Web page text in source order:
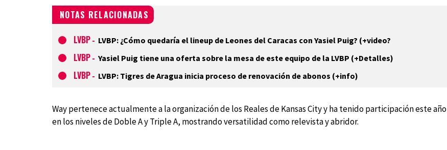
NOTAS RELACIONADAS
LVBP - LVBP: ¿Cómo quedaría el lineup de Leones del Caracas con Yasiel Puig? (+video?
LVBP - Yasiel Puig tiene una oferta sobre la mesa de este equipo de la LVBP (+Detalles)
LVBP - LVBP: Tigres de Aragua inicia proceso de renovación de abonos (+info)
Way pertenece actualmente a la organización de los Reales de Kansas City y ha tenido participación este año
en los niveles de Doble A y Triple A, mostrando versatilidad como relevista y abridor.